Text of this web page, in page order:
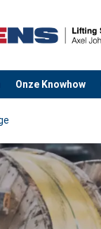
Onze Knowhow